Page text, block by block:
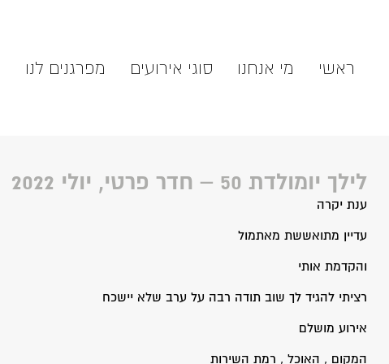
ראשי מי אנחנו סוגי אירועים מפרגנים לנו
לילך יומולדת 50 – חדר פרטי, יולי 2022
ענת יקרה
עדיין מתואששת מאתמול
והקדמת אותי
רציתי להגיד לך שוב תודה רבה על ערב שלא יישכח
אירוע מושלם
המקום , האוכל , רמת השירות